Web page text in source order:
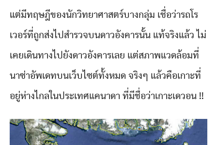
แต่มีทฤษฎีของนักวิทยาศาสตร์บางกลุ่ม เชื่อว่ารถโร
เวอร์ที่ถูกส่งไปสำรวจบนดาวอังคารนั้น แท้จริงแล้ว ไม่
เคยเดินทางไปยังดาวอังคารเลย แต่สภาพแวดล้อมที่
นาซ่าอัพเดทบนเว็บไซต์ทั้งหมด จริงๆ แล้วคือเกาะที่
อยู่ห่างไกลในประเทศแคนาดา ที่มีชื่อว่าเกาะเดวอน !!